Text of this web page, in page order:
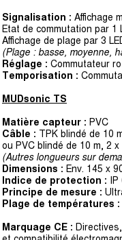
Signalisation : Affichage
Etat de commutation par
Affichage de plage par 3
(Plage : basse, moyenne,
Réglage : Commutateur
Temporisation :
MUDsonic TS
Matière capteur : PVC
Câble : TPK blindé de 10
ou PVC blindé de 10 m, 2 x
(Autres longueurs sur
Dimensions : Env. 145 x
Indice de protection :
Principe de mesure :
Plage de températures :
Marquage CE :